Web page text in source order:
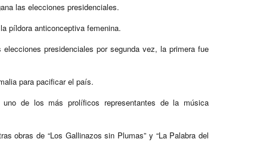
las elecciones presidenciales.
píldora anticonceptiva femenina.
presidenciales por segunda vez, la primera fue
para pacificar el país.
de los más prolíficos representantes de la música
obras de “Los Gallinazos sin Plumas” y “La Palabra del